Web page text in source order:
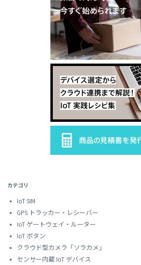
カテゴリ
IoT SIM
GPS トラッカー・レシーバー
IoT ゲートウェイ・ルーター
IoT ボタン
クラウド型カメラ「ソラカメ」
センサー内蔵 IoT デバイス